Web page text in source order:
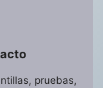
pruebas,